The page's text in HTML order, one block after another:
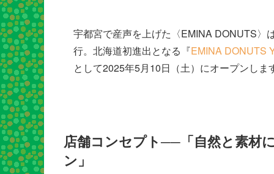
宇都宮で産声を上げた〈EMINA DONUTS〉
行。北海道初進出となる『EMINA DONUTS
として2025年5月10日（土）にオープンしま
店舗コンセプト──「自然と素材
ン」